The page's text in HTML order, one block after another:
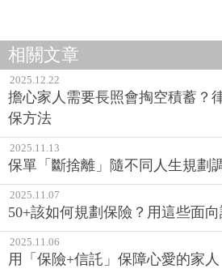
相關文章
2025.12.22
擔心家人需要長照會掏空積蓄？
保方法
2025.11.13
保單「斷捨離」隨不同人生規劃
2025.11.07
50+該如何規劃保險？用這些面
2025.11.06
用「保險+信託」保障心愛的家人